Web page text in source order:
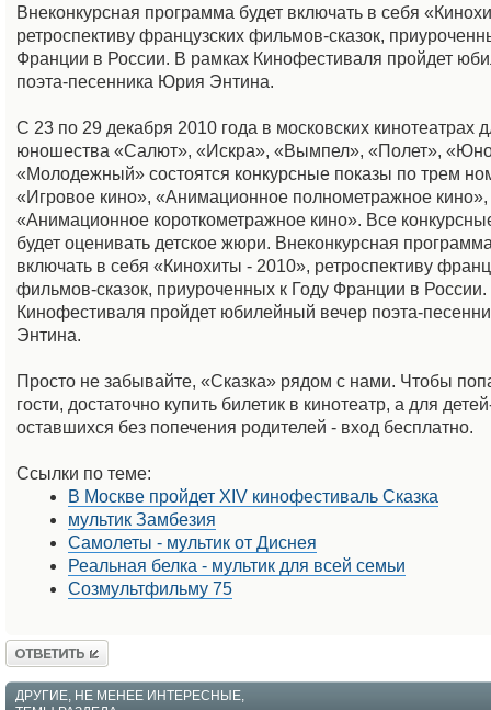
Внеконкурсная программа будет включать в себя
ретроспективу французских фильмов-сказок,
Франции в России. В рамках Кинофестиваля пройдет
поэта-песенника Юрия Энтина.
С 23 по 29 декабря 2010 года в московских кинотеатрах
юношества «Салют», «Искра», «Вымпел», «Полет»,
«Молодежный» состоятся конкурсные показы по трем
«Игровое кино», «Анимационное полнометражное кино»,
«Анимационное короткометражное кино». Все
будет оценивать детское жюри. Внеконкурсная
включать в себя «Кинохиты - 2010», ретроспективу
фильмов-сказок, приуроченных к Году Франции в
Кинофестиваля пройдет юбилейный вечер поэта-
Энтина.
Просто не забывайте, «Сказка» рядом с нами. Чтобы
гости, достаточно купить билетик в кинотеатр, а для
оставшихся без попечения родителей - вход бесплатно.
Ссылки по теме:
В Москве пройдет XIV кинофестиваль Сказка
мультик Замбезия
Самолеты - мультик от Диснея
Реальная белка - мультик для всей семьи
Созмультфильму 75
Ответить
ДРУГИЕ, НЕ МЕНЕЕ ИНТЕРЕСНЫЕ,